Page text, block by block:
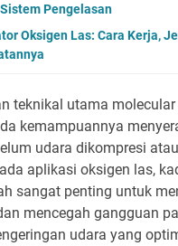
Pengelasan
Oksigen Las: Cara Kerja,
teknikal utama molecular
kemampuannya
udara dikompresi
aplikasi oksigen las,
sangat penting untuk
mencegah gangguan
udara yang